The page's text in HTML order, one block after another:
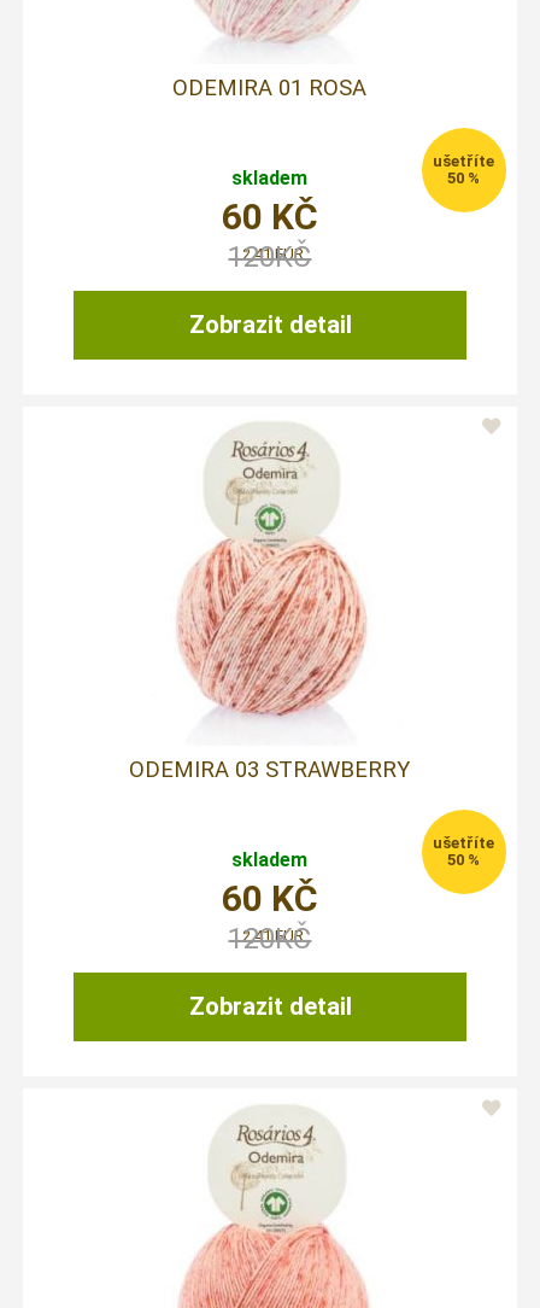
ODEMIRA 01 ROSA
skladem
Zobrazit detail
60 KČ
2,41 EUR
50 %
120KČ
ODEMIRA 03 STRAWBERRY
skladem
Zobrazit detail
60 KČ
2,41 EUR
50 %
120KČ